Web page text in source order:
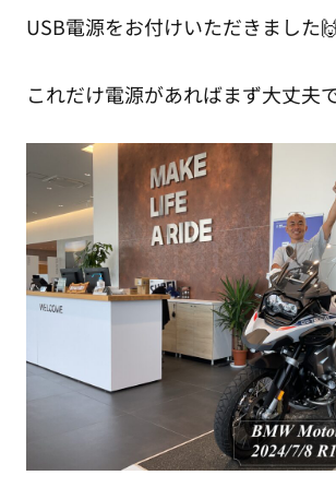
USB電源をお付けいただきました
これだけ電源があればまず大丈夫